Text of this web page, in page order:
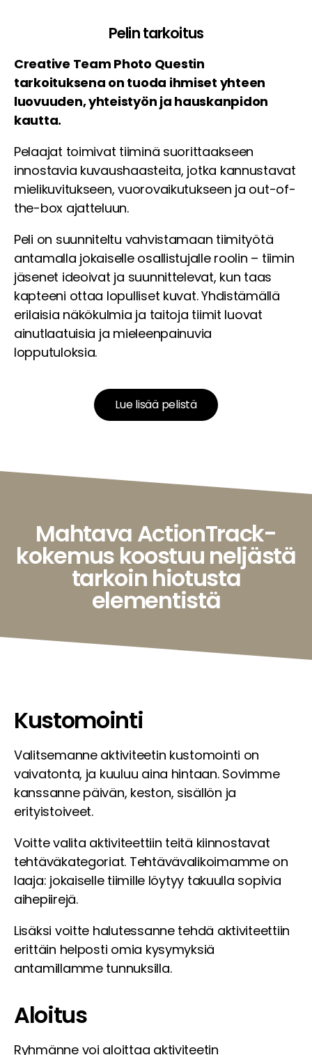
Pelin tarkoitus
Creative Team Photo Questin
tarkoituksena on tuoda ihmiset yhteen
luovuuden, yhteistyön ja hauskanpidon
kautta.
Pelaajat toimivat tiiminä suorittaakseen
innostavia kuvaushaasteita, jotka kannustavat
mielikuvitukseen, vuorovaikutukseen ja out-of-
the-box ajatteluun.
Peli on suunniteltu vahvistamaan tiimityötä
antamalla jokaiselle osallistujalle roolin – tiimin
jäsenet ideoivat ja suunnittelevat, kun taas
kapteeni ottaa lopulliset kuvat. Yhdistämällä
erilaisia näkökulmia ja taitoja tiimit luovat
ainutlaatuisia ja mieleenpainuvia
lopputuloksia.
Lue lisää pelistä
Mahtava ActionTrack-
kokemus koostuu neljästä
tarkoin hiotusta
elementistä
Kustomointi
Valitsemanne aktiviteetin kustomointi on
vaivatonta, ja kuuluu aina hintaan. Sovimme
kanssanne päivän, keston, sisällön ja
erityistoiveet.
Voitte valita aktiviteettiin teitä kiinnostavat
tehtäväkategoriat. Tehtävävalikoimamme on
laaja: jokaiselle tiimille löytyy takuulla sopivia
aihepiirejä.
Lisäksi voitte halutessanne tehdä aktiviteettiin
erittäin helposti omia kysymyksiä
antamillamme tunnuksilla.
Aloitus
Ryhmänne voi aloittaa aktiviteetin